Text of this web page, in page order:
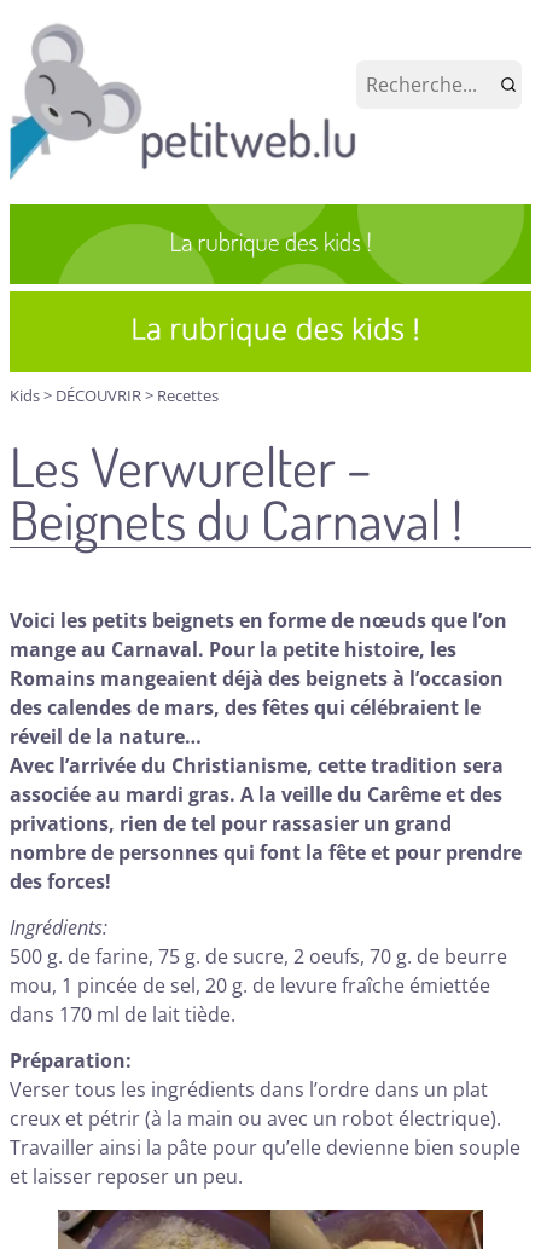
Kids> DÉCOUVRIR> Recettes
Les Verwurelter –
Beignets du Carnaval !
Voici les petits beignets en forme de nœuds que l’on
mange au Carnaval. Pour la petite histoire, les
Romains mangeaient déjà des beignets à l’occasion
des calendes de mars, des fêtes qui célébraient le
réveil de la nature…
Avec l’arrivée du Christianisme, cette tradition sera
associée au mardi gras. A la veille du Carême et des
privations, rien de tel pour rassasier un grand
nombre de personnes qui font la fête et pour prendre
des forces!
Ingrédients:
500 g. de farine, 75 g. de sucre, 2 oeufs, 70 g. de beurre
mou, 1 pincée de sel, 20 g. de levure fraîche émiettée
dans 170 ml de lait tiède.
Préparation:
Verser tous les ingrédients dans l’ordre dans un plat
creux et pétrir (à la main ou avec un robot électrique).
Travailler ainsi la pâte pour qu’elle devienne bien souple
et laisser reposer un peu.